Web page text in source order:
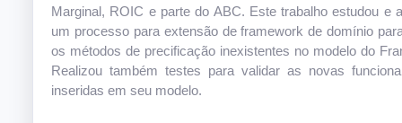
Marginal, ROIC e parte do ABC. Este trabalho estudou e
um processo para extensão de framework de domínio
os métodos de precificação inexistentes no modelo do
Realizou também testes para validar as novas
inseridas em seu modelo.